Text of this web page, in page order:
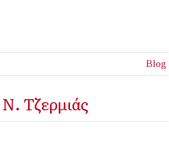
Blog
Τζερμιάς